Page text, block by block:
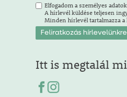
Elfogadom a személyes
A hírlevél küldése teljesen
Minden hírlevél tartalmazza a
Itt is megtalál